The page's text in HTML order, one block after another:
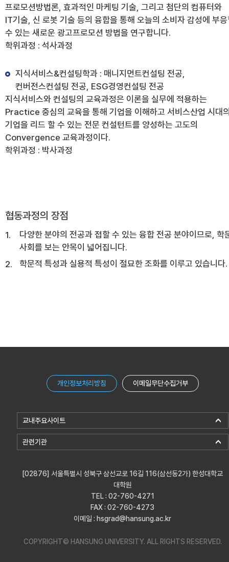
프로모션방법론, 효과적인 마케팅 기술, 그리고 첨단의 컴퓨터와
IT기술, 신 로봇 기술 등의 융합을 통해 오늘의 소비자 감성에 부응
수 있는 새로운 광고프로모션 방법을 연구합니다.
학위과정 : 석사과정
지식서비스&컨설팅학과 : 매니지먼트컨설팅 전공,
컨버전스컨설팅 전공, ESG경영컨설팅 전공
지식서비스와 컨설팅의 교육과정은 이론을 실무에 적용하는
Practice 중심의 교육을 통해 기업을 이해하고 서비스산업 시대
기업을 리드 할 수 있는 전문 컨설턴트를 양성하는 고도의
Convergence 교육과정이다.
학위과정 : 박사과정
협동과정의 장점
다양한 분야의 전공과 접할 수 있는 융합 전공 분야이므로, 학
사회를 보는 안목이 넓어집니다.
학문적 특성과 실용적 특성이 절묘한 조화를 이루고 있습니다.
개인정보처리방침 이메일무단수집거부
교내주요사이트
관련기관
[02876] 서울특별시 성북구 삼선교로 16길 116(삼선동2가) 한성대학교
대학원
TEL : 02-760-4271
FAX : 02-760-4273
이메일 : hsgrad@hansung.ac.kr
COPYRIGHT© HANSUNG UNIVERSITY. ALL RIGHTS RESERVED.